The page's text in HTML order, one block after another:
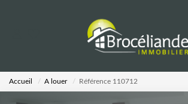
Accueil A louer Référence 110712